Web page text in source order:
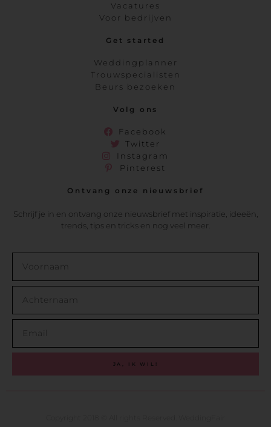
Vacatures
Voor bedrijven
Get started
Weddingplanner
Trouwspecialisten
Beurs bezoeken
Volg ons
Facebook
Twitter
Instagram
Pinterest
Ontvang onze nieuwsbrief
Schrijf je in en ontvang onze nieuwsbrief met inspiratie, ideeën,
trends, tips en tricks en nog veel meer.
JA, IK WIL!